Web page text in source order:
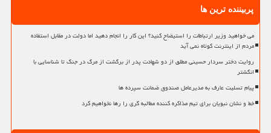
پربیننده ترین ها
می خواهید وزیر ارتباطات را استیضاح کنید؟ این کار را انجام دهید اما دولت در مقابل استفاده
مردم از اینترنت کوتاه نمی آید
روایت دختر سردار حسینی مطلق از دو شهادت پدر از برگشت از مرگ در جنگ تا شناسایی با
انگشتر
پیام تسلیت عارف به مدیرعامل صندوق ضمانت سپرده ها
خط و نشان نبویان برای تیم مذاکره کننده مطالبه گری را رها نخواهیم کرد